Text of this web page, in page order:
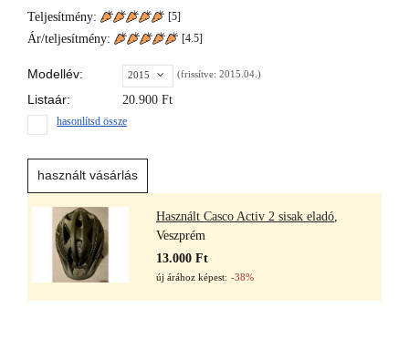
Teljesítmény:
[5]
Ár/teljesítmény: [4.5]
Modellév: 2015 (frissítve: 2015.04.)
Listaár: 20.900 Ft
hasonlítsd össze
használt vásárlás
Használt Casco Activ 2 sisak eladó,
Veszprém
13.000 Ft
új árához képest: -38%